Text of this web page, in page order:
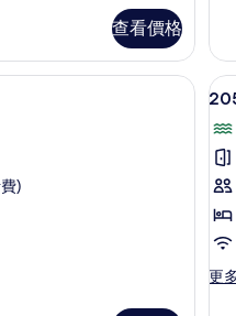
查看價格
雙
人
房
的
所
有
相
片
台
鞦
韆
景
雙
人
房
的
詳
情
寢具、羽絨被、Tempur-Pedic 床墊
)
顯
陽
台
鞦
韆
海
更
更